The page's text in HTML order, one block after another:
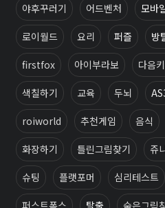
야후꾸러기 어드벤처 모바
로이월드 요리 퍼즐 방
firstfox 아이부라보 다음
색칠하기 교육 두뇌
roiworld 추천게임 음식
화장하기 틀린그림찾기 쥬
슈팅 플랫포머 심리테스트
퍼스트폭스 탈출 숨은그림